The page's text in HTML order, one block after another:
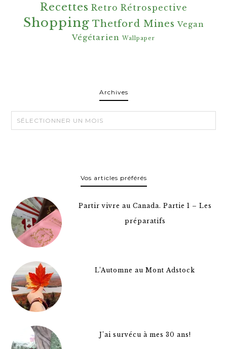
Recettes Retro Rétrospective
Shopping Thetford Mines Vegan
Végétarien
Wallpaper
ArchivesArchives
Vos articles préférés
Partir vivre au Canada. Partie 1 – Les
préparatifs
L’Automne au Mont Adstock
J’ai survécu à mes 30 ans!